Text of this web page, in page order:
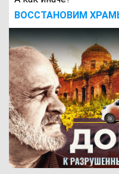
ВОCСТАНОВИМ